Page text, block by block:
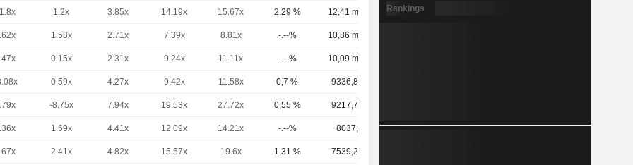
1.2x 3.85x 14.19x 15.67x 2,29 % 12,41 mil M
1.58x 2.71x 7.39x 8.81x -.--% 10,86 mil M
0.15x 2.31x 9.24x 11.11x -.--% 10,09 mil M
0.59x 4.27x 9.42x 11.58x 0,7 % 9336,88 M
-8.75x 7.94x 19.53x 27.72x 0,55 % 9217,77 M
1.69x 4.41x 12.09x 14.21x -.--% 8037,6 M
2.41x 4.82x 15.57x 19.6x 1,31 % 7539,24 M
Rankings